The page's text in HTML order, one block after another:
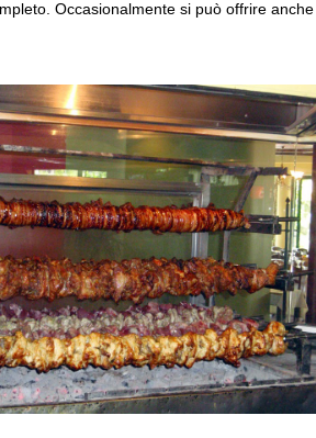
Occasionalmente si può offrire